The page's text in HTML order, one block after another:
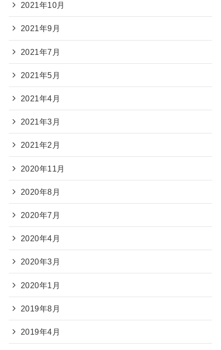
2021年10月
2021年9月
2021年7月
2021年5月
2021年4月
2021年3月
2021年2月
2020年11月
2020年8月
2020年7月
2020年4月
2020年3月
2020年1月
2019年8月
2019年4月